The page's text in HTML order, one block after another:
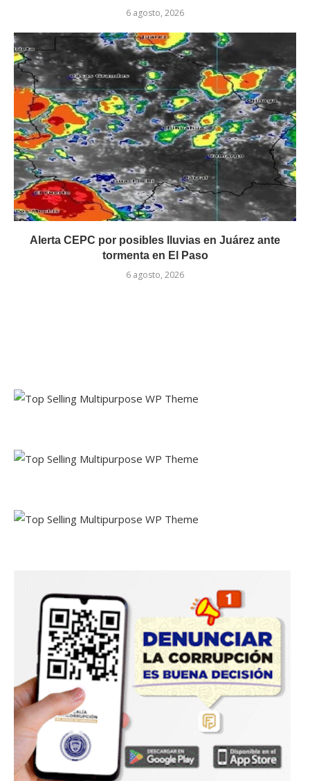
6 agosto, 2026
Alerta CEPC por posibles lluvias en Juárez ante
tormenta en El Paso
6 agosto, 2026